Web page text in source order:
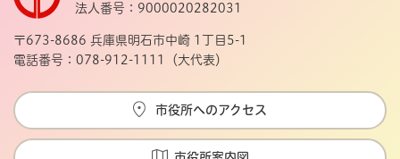
法人番号：9000020282031
〒673-8686 兵庫県明石市中崎 1丁目5-1
電話番号：078-912-1111（大代表）
市役所へのアクセス